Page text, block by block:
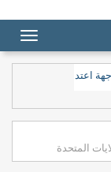
اعتداءات